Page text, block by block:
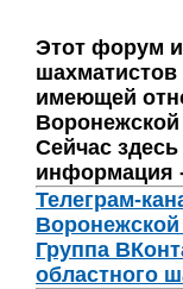
Этот форум
имеющей
Воронежской
Сейчас
информация
Телеграм-
Воронежской
Группа
областного